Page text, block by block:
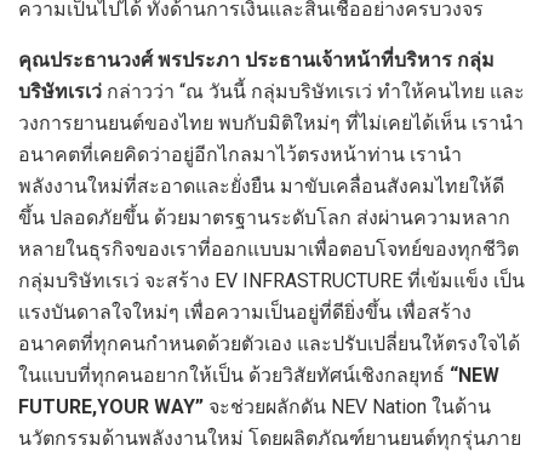
ความเป็นไปได้ ทั้งด้านการเงินและสินเชื่ออย่างครบวงจร
คุณประธานวงศ์ พรประภา ประธานเจ้าหน้าที่บริหาร กลุ่ม
บริษัทเรเว่ กล่าวว่า “ณ วันนี้ กลุ่มบริษัทเรเว่ ทำให้คนไทย และ
วงการยานยนต์ของไทย พบกับมิติใหม่ๆ ที่ไม่เคยได้เห็น เรานำ
อนาคตที่เคยคิดว่าอยู่อีกไกลมาไว้ตรงหน้าท่าน เรานำ
พลังงานใหม่ที่สะอาดและยั่งยืน มาขับเคลื่อนสังคมไทยให้ดี
ขึ้น ปลอดภัยขึ้น ด้วยมาตรฐานระดับโลก ส่งผ่านความหลาก
หลายในธุรกิจของเราที่ออกแบบมาเพื่อตอบโจทย์ของทุกชีวิต
กลุ่มบริษัทเรเว่ จะสร้าง EV INFRASTRUCTURE ที่เข้มแข็ง เป็น
แรงบันดาลใจใหม่ๆ เพื่อความเป็นอยู่ที่ดียิ่งขึ้น เพื่อสร้าง
อนาคตที่ทุกคนกำหนดด้วยตัวเอง และปรับเปลี่ยนให้ตรงใจได้
ในแบบที่ทุกคนอยากให้เป็น ด้วยวิสัยทัศน์เชิงกลยุทธ์ “NEW
FUTURE,YOUR WAY” จะช่วยผลักดัน NEV Nation ในด้าน
นวัตกรรมด้านพลังงานใหม่ โดยผลิตภัณฑ์ยานยนต์ทุกรุ่นภาย